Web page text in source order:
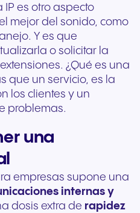
es otro aspecto
mejor del sonido, como
Y es que
o solicitar la
¿Qué es una
que un servicio, es la
los clientes y un
problemas.
una
empresas supone una
internas y
dosis extra de rapidez